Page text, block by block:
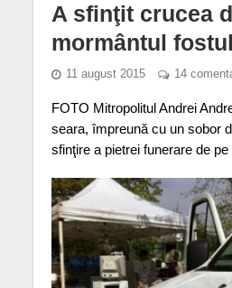
A sfinţit crucea
mormântul
11 august 2015 14
FOTO Mitropolitul Andrei
seara, împreună cu un sobor
sfinţire a pietrei funerare de